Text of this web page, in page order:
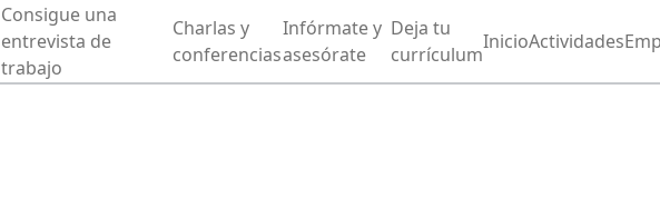
Consigue una
entrevista de
trabajo
Charlas y
conferencias
Infórmate y
asesórate
Deja tu
currículum
InicioActividades